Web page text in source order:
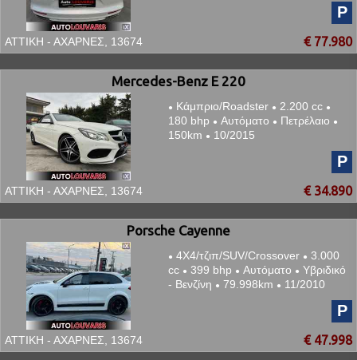
P
ΑΤΤΙΚΗ - ΑΧΑΡΝΕΣ, 13674 € 77.980
Mercedes-Benz E 220
● Κάμπριο/Roadster ● 2.200 cc ●
180 bhp ● Αυτόματο ● Πετρέλαιο ●
150km ● 10/2015
P
ΑΤΤΙΚΗ - ΑΧΑΡΝΕΣ, 13674 € 34.890
Porsche Cayenne
● 4Χ4/τζιπ/SUV/Crossover ● 3.000
cc ● 399 bhp ● Αυτόματο ● Υβριδικό
- Βενζίνη ● 79.998km ● 11/2010
P
ΑΤΤΙΚΗ - ΑΧΑΡΝΕΣ, 13674 € 47.998